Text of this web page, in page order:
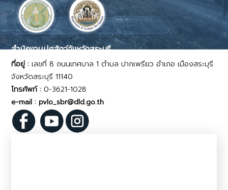
สำนักงานปศุสัตว์จังหวัดสระบุรี
ที่อยู่ :เลขที่ 8 ถนนเทศบาล 1 ตำบล ปากเพรียว อำเภอ เมืองสระบุรี
จังหวัดสระบุรี 11140
โทรศัพท์ : 0-3621-1028
e-mail : pvlo_sbr@dld.go.th